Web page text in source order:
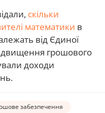
скільки
математики в
від Єдиної
грошового
доходи
забезпечення